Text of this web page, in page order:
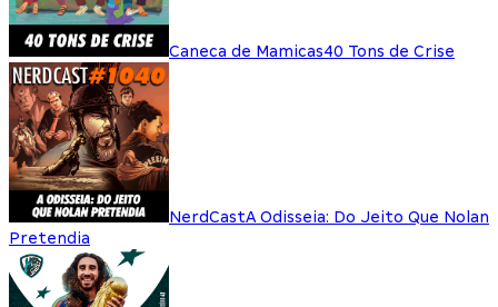
Caneca de Mamicas40 Tons de Crise
NerdCastA Odisseia: Do Jeito Que Nolan
Pretendia